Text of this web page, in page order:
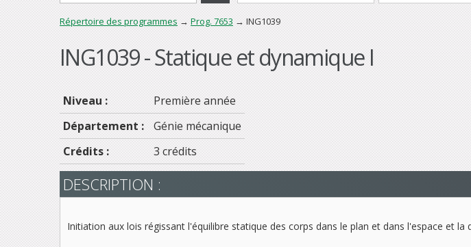
Répertoire des programmes → Prog. 7653 → ING1039
ING1039 - Statique et dynamique I
Niveau :
Première année
Département :
Génie mécanique
Crédits :
3 crédits
DESCRIPTION :
Initiation aux lois régissant l'équilibre statique des corps dans le plan et dans l'espace et